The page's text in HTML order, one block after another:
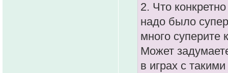
2. Что
надо было
много
Может
в играх с